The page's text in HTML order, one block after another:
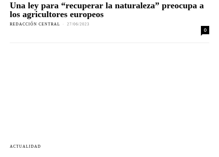
Una ley para “recuperar la naturaleza” preocupa a
los agricultores europeos
REDACCIÓN CENTRAL - 27/06/2023
0
ACTUALIDAD